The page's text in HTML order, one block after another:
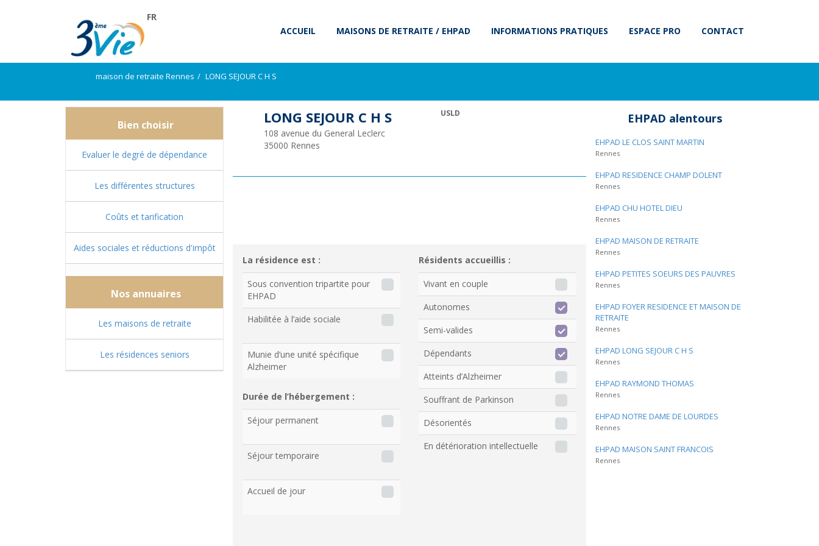
FR
ACCUEIL
MAISONS DE RETRAITE / EHPAD INFORMATIONS PRATIQUES ESPACE PRO CONTACT
maison de retraite Rennes LONG SEJOUR C H S
Bien choisir
Evaluer le degré de dépendance
Les différentes structures
Coûts et tarification
Aides sociales et réductions d'impôt
Nos annuaires
Les maisons de retraite
Les résidences seniors
LONG SEJOUR C H S
108 avenue du General Leclerc
35000 Rennes
USLD
La résidence est :
Sous convention tripartite pour
EHPAD
Habilitée à l’aide sociale
Munie d’une unité spécifique
Alzheimer
Durée de l’hébergement :
Séjour permanent
Séjour temporaire
Accueil de jour
Résidents accueillis :
Vivant en couple
Autonomes
Semi-valides
Dépendants
Atteints d’Alzheimer
Souffrant de Parkinson
Désorientés
En détérioration intellectuelle
EHPAD alentours
EHPAD LE CLOS SAINT MARTIN
Rennes
EHPAD RESIDENCE CHAMP DOLENT
Rennes
EHPAD CHU HOTEL DIEU
Rennes
EHPAD MAISON DE RETRAITE
Rennes
EHPAD PETITES SOEURS DES PAUVRES
Rennes
EHPAD FOYER RESIDENCE ET MAISON DE
RETRAITE
Rennes
EHPAD LONG SEJOUR C H S
Rennes
EHPAD RAYMOND THOMAS
Rennes
EHPAD NOTRE DAME DE LOURDES
Rennes
EHPAD MAISON SAINT FRANCOIS
Rennes